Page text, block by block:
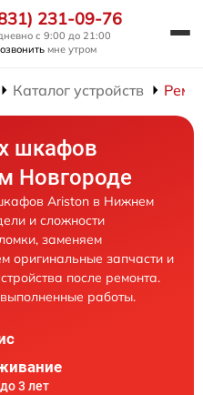
231-09-76
с 9:00 до 21:00
мне утром
Каталог устройств
шкафов
Новгороде
Ariston в Нижнем
и сложности
заменяем
оригинальные запчасти и
после ремонта.
работы.
3 лет